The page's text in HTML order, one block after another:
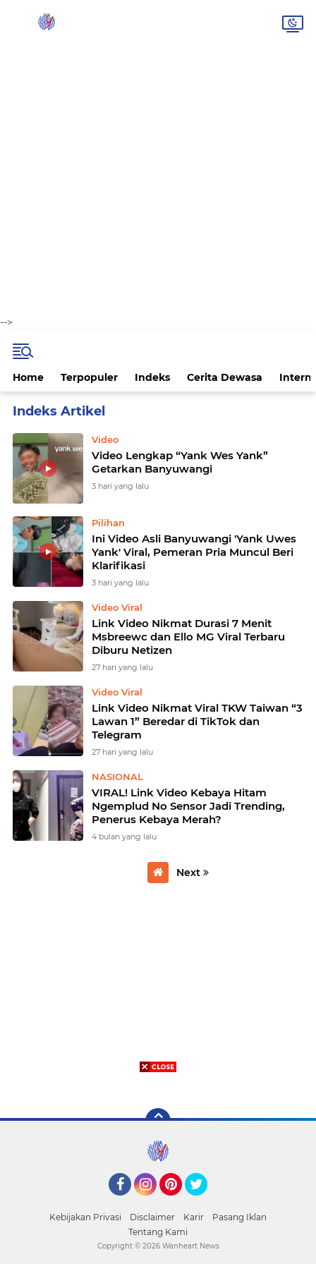
-->
Home Terpopuler Indeks Cerita Dewasa
Video
Video Lengkap “Yank Wes Yank”
Getarkan Banyuwangi
3 hari yang lalu
Pilihan
Ini Video Asli Banyuwangi 'Yank Uwes
Yank' Viral, Pemeran Pria Muncul Beri
Klarifikasi
3 hari yang lalu
Video Viral
Link Video Nikmat Durasi 7 Menit
Msbreewc dan Ello MG Viral Terbaru
Diburu Netizen
27 hari yang lalu
Video Viral
Link Video Nikmat Viral TKW Taiwan “3
Lawan 1” Beredar di TikTok dan
Telegram
27 hari yang lalu
NASIONAL
VIRAL! Link Video Kebaya Hitam
Ngemplud No Sensor Jadi Trending,
Penerus Kebaya Merah?
4 bulan yang lalu
Next
Kebijakan Privasi Disclaimer Karir
Pasang Iklan
Tentang Kami
Copyright © 2026 Wanheart News